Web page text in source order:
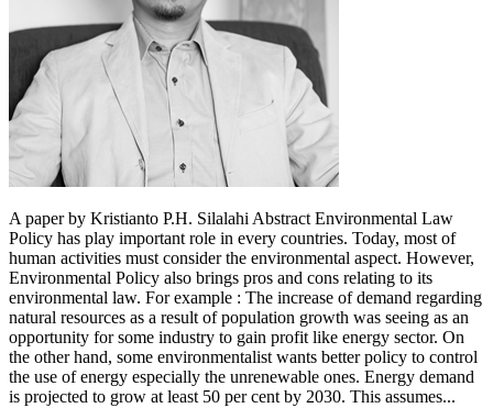
A paper by Kristianto P.H. Silalahi Abstract Environmental Law
Policy has play important role in every countries. Today, most of
human activities must consider the environmental aspect. However,
Environmental Policy also brings pros and cons relating to its
environmental law. For example : The increase of demand regarding
natural resources as a result of population growth was seeing as an
opportunity for some industry to gain profit like energy sector. On
the other hand, some environmentalist wants better policy to control
the use of energy especially the unrenewable ones. Energy demand
is projected to grow at least 50 per cent by 2030. This assumes...